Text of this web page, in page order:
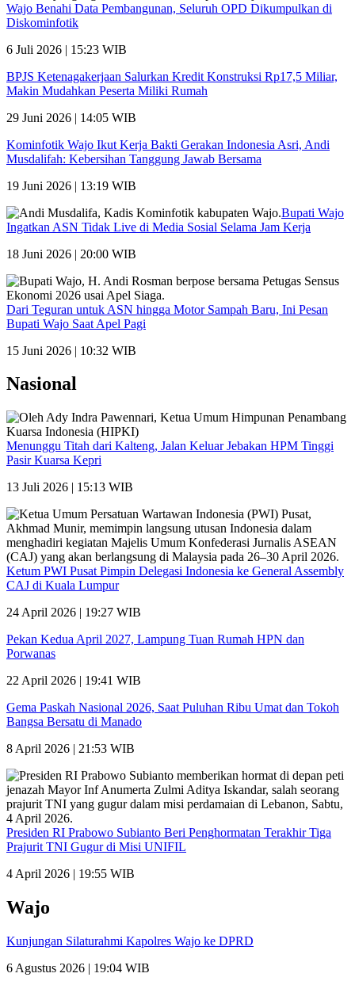
Wajo Benahi Data Pembangunan, Seluruh OPD Dikumpulkan di
Diskominfotik
6 Juli 2026 | 15:23 WIB
BPJS Ketenagakerjaan Salurkan Kredit Konstruksi Rp17,5 Miliar,
Makin Mudahkan Peserta Miliki Rumah
29 Juni 2026 | 14:05 WIB
Kominfotik Wajo Ikut Kerja Bakti Gerakan Indonesia Asri, Andi
Musdalifah: Kebersihan Tanggung Jawab Bersama
19 Juni 2026 | 13:19 WIB
Bupati Wajo
Ingatkan ASN Tidak Live di Media Sosial Selama Jam Kerja
18 Juni 2026 | 20:00 WIB
Dari Teguran untuk ASN hingga Motor Sampah Baru, Ini Pesan
Bupati Wajo Saat Apel Pagi
15 Juni 2026 | 10:32 WIB
Nasional
Menunggu Titah dari Kalteng, Jalan Keluar Jebakan HPM Tinggi
Pasir Kuarsa Kepri
13 Juli 2026 | 15:13 WIB
Ketum PWI Pusat Pimpin Delegasi Indonesia ke General Assembly
CAJ di Kuala Lumpur
24 April 2026 | 19:27 WIB
Pekan Kedua April 2027, Lampung Tuan Rumah HPN dan
Porwanas
22 April 2026 | 19:41 WIB
Gema Paskah Nasional 2026, Saat Puluhan Ribu Umat dan Tokoh
Bangsa Bersatu di Manado
8 April 2026 | 21:53 WIB
Presiden RI Prabowo Subianto Beri Penghormatan Terakhir Tiga
Prajurit TNI Gugur di Misi UNIFIL
4 April 2026 | 19:55 WIB
Wajo
Kunjungan Silaturahmi Kapolres Wajo ke DPRD
6 Agustus 2026 | 19:04 WIB